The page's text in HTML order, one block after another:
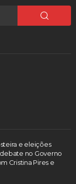
e eleições
no Governo
Cristina Pires e